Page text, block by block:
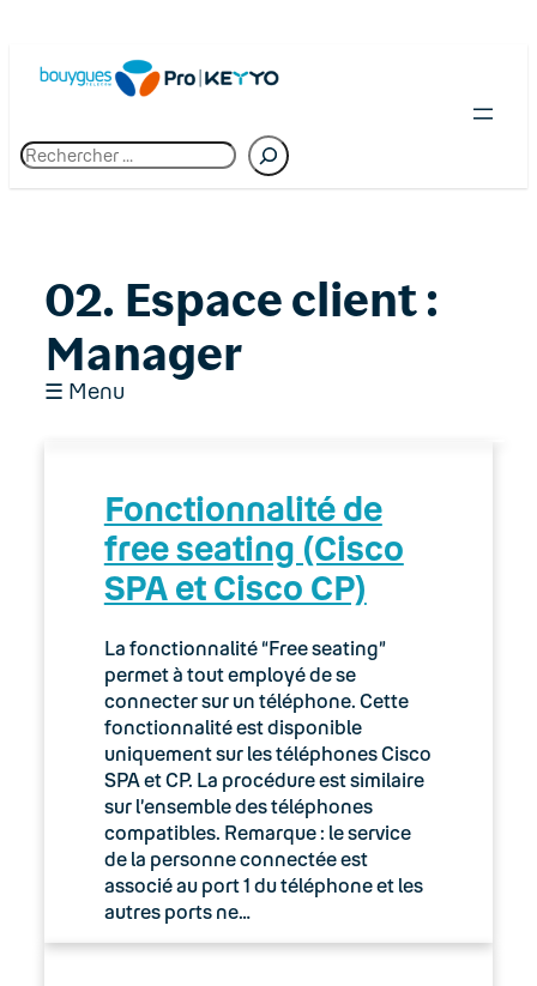
content
R
e
c
02. Espace client :
Manager
☰ Menu
Pro
02. Espace client : Manager
Informations Administratives
Manager : Gestion des fichiers audio
Premiers pas
Tutoriaux
Configurer les réseaux Wi-Fi sur un
routeur Keyyo KROS
Fonctionnalité de
free seating (Cisco
SPA et Cisco CP)
La fonctionnalité “Free seating”
permet à tout employé de se
connecter sur un téléphone. Cette
fonctionnalité est disponible
uniquement sur les téléphones Cisco
SPA et CP. La procédure est similaire
sur l’ensemble des téléphones
compatibles. Remarque : le service
de la personne connectée est
associé au port 1 du téléphone et les
autres ports ne…